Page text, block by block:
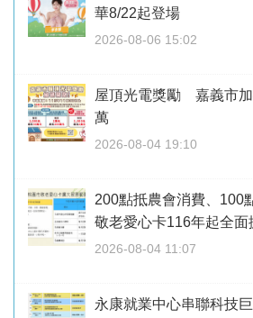
華8/22起登場
2026-08-06 15:02
屋頂光電獎勵 嘉義市
萬
2026-08-04 19:10
200點抵農會消費、
敬老愛心卡116年起全面
2026-08-04 11:07
永康就業中心串聯科技